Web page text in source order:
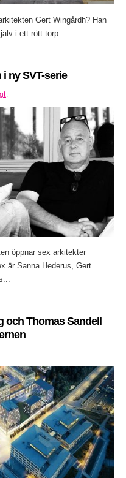
Gert Wingårdh? Han
i ett rött torp...
ny SVT-serie
.
öppnar sex arkitekter
är Sanna Hederus, Gert
Thomas Sandell